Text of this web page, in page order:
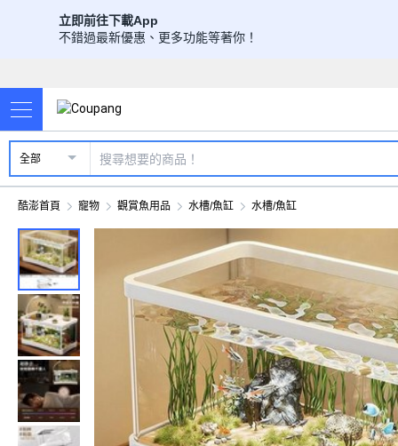
立即前往下載App
不錯過最新優惠、更多功能等著你！
全部
酷澎首頁 寵物 觀賞魚用品 水槽/魚缸 水槽/魚缸